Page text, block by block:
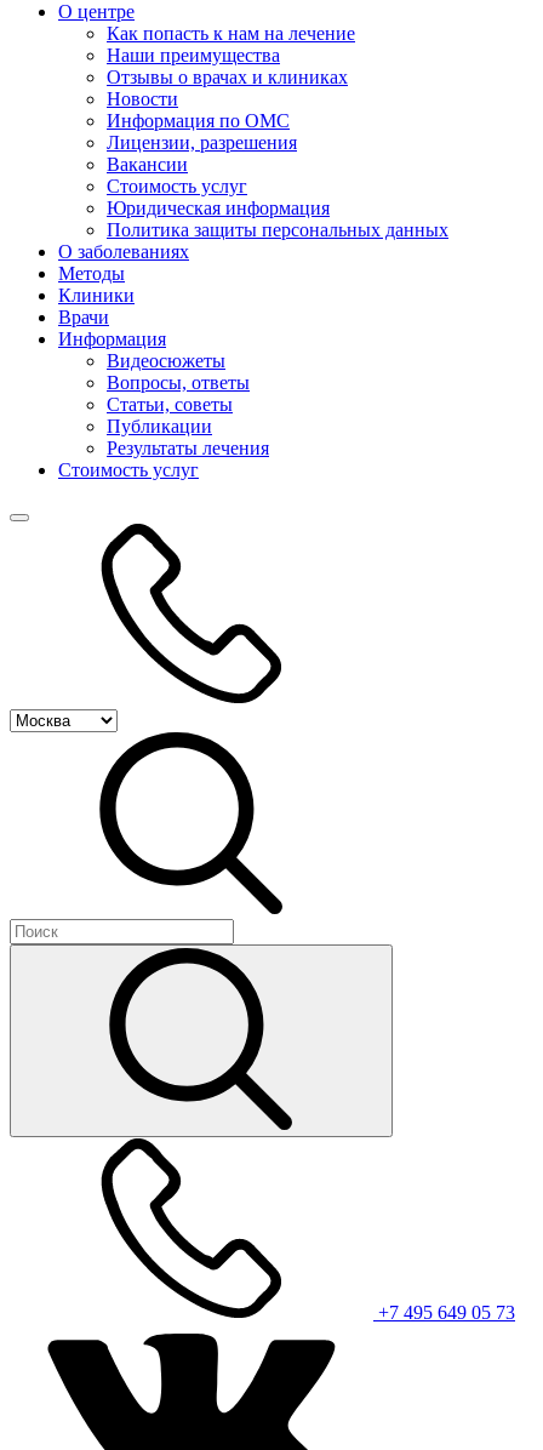
О центре
Как попасть к нам на лечение
Наши преимущества
Отзывы о врачах и клиниках
Новости
Информация по ОМС
Лицензии, разрешения
Вакансии
Стоимость услуг
Юридическая информация
Политика защиты персональных данных
О заболеваниях
Методы
Клиники
Врачи
Информация
Видеосюжеты
Вопросы, ответы
Статьи, советы
Публикации
Результаты лечения
Стоимость услуг
+7 495 649 05 73